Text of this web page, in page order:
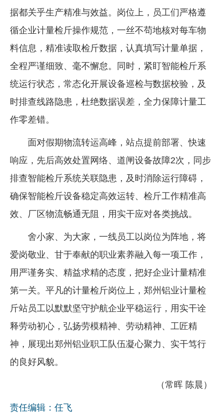
据都关乎生产精准与效益。岗位上，员工们严格遵
循企业计量检斤操作规范，一丝不苟地核对每车物
料信息，精准读取检斤数据，认真填写计量单据，
全程严谨细致、毫不懈怠。同时，紧盯智能检斤系
统运行状态，常态化开展设备巡检与数据校验，及
时排查线路隐患，杜绝数据误差，全力保障计量工
作零差错。
面对假期物流转运高峰，站点提前部署、快速
响应，先后高效处置网络、道闸设备故障2次，同步
排查智能检斤系统关联隐患，及时消除运行障碍，
确保智能检斤设备稳定高效运转、检斤工作精准高
效、厂区物流畅通无阻，用实干应对各类挑战。
舍小家、为大家，一线员工以岗位为阵地，将
爱岗敬业、甘于奉献的职业素养融入每一项工作，
用严谨务实、精益求精的态度，把好企业计量精准
第一关。平凡的计量检斤岗位上，郑州铝业计量检
斤站员工以默默坚守护航企业平稳运行，用实干诠
释劳动初心，弘扬劳模精神、劳动精神、工匠精
神，展现出郑州铝业职工队伍凝心聚力、实干笃行
的良好风貌。
（常晖 陈晨）
责任编辑：任飞